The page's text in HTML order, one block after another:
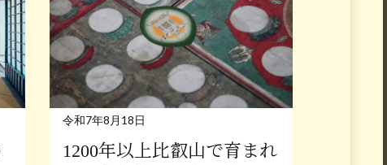
令和7年8月18日
1200年以上比叡山で育まれ